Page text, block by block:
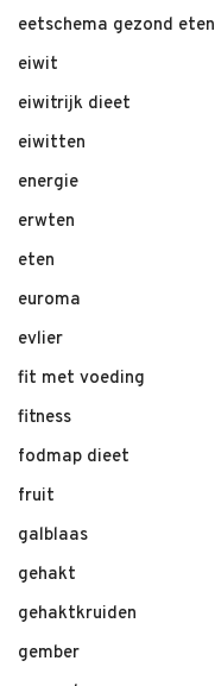
eetschema gezond eten
eiwit
eiwitrijk dieet
eiwitten
energie
erwten
eten
euroma
evlier
fit met voeding
fitness
fodmap dieet
fruit
galblaas
gehakt
gehaktkruiden
gember